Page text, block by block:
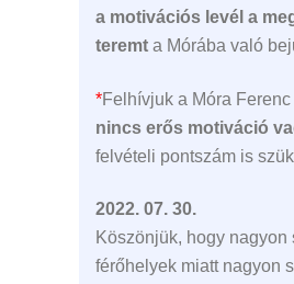
a motivációs levél a
teremt a Mórába való
*Felhívjuk a Móra
nincs erős motiváció
felvételi pontszám is
2022. 07. 30.
Köszönjük, hogy
férőhelyek miatt nagyon